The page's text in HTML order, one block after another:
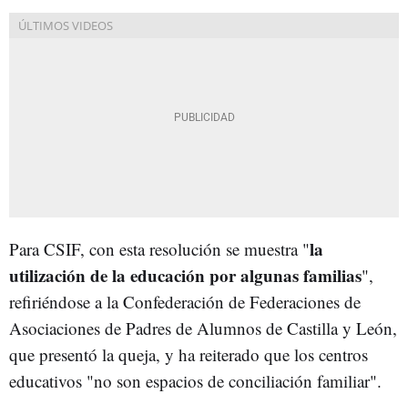
Para CSIF, con esta resolución se muestra "la
utilización de la educación por algunas familias",
refiriéndose a la Confederación de Federaciones de
Asociaciones de Padres de Alumnos de Castilla y León,
que presentó la queja, y ha reiterado que los centros
educativos "no son espacios de conciliación familiar".